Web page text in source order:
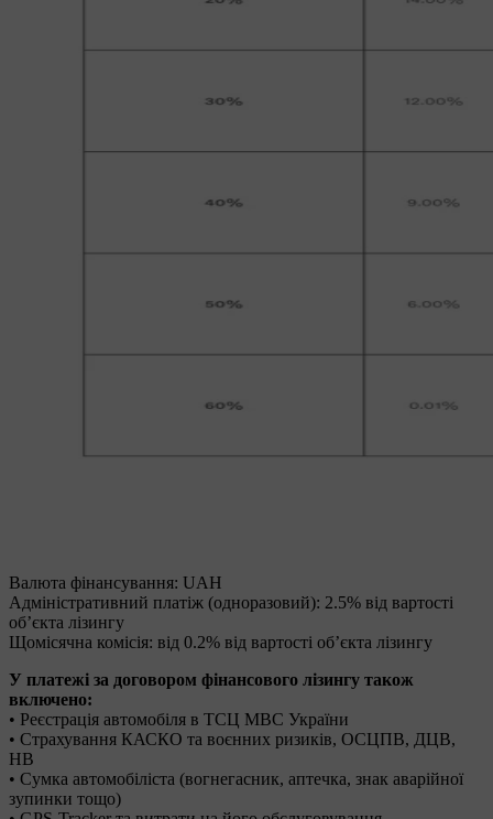
Валюта фінансування: UAH
Адміністративний платіж (одноразовий): 2.5% від вартості
об’єкта лізингу
Щомісячна комісія: від 0.2% від вартості об’єкта лізингу
У платежі за договором фінансового лізингу також
включено:
• Реєстрація автомобіля в ТСЦ МВС України
• Страхування КАСКО та воєнних ризиків, ОСЦПВ, ДЦВ,
НВ
• Сумка автомобіліста (вогнегасник, аптечка, знак аварійної
зупинки тощо)